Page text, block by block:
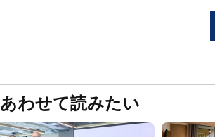
あわせて読みたい